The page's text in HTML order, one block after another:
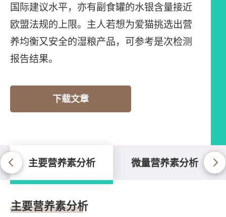
国际建议水平，亦有副食罐的水银含量接近
欧盟法规的上限。主人若想为爱猫挑选出营
养均衡又安全的湿粮产品，可参考是次检测
报告结果。
下载文章
主要营养素分析 微量营养素分析
主要营养素分析
主要营养素分析